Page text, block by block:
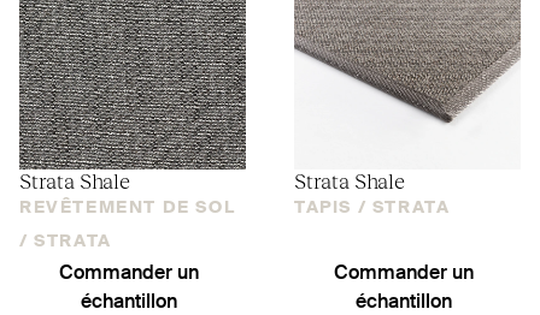
Strata Shale
REVÊTEMENT DE SOL
/ STRATA
Commander un
échantillon
Strata Shale
TAPIS / STRATA
Commander un
échantillon